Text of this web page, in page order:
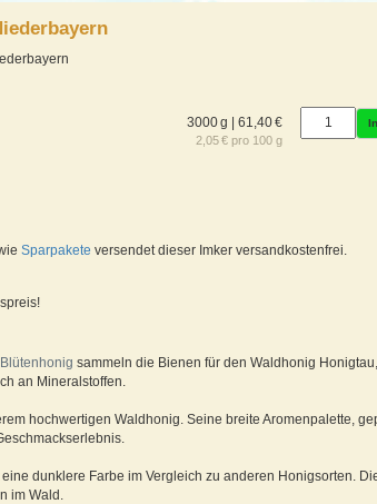
3000 g | 61,40 €
2,05 € pro 100 g
Sparpakete versendet dieser Imker versandkostenfrei.
Blütenhonig sammeln die Bienen für den Waldhonig
an Mineralstoffen.
hochwertigen Waldhonig. Seine breite Aromenpalette,
dunklere Farbe im Vergleich zu anderen Honigsorten.
im Wald.